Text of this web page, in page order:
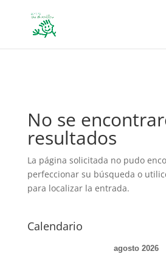
No se
resultados
La página solicitada no pudo
perfeccionar su búsqueda o
para localizar la entrada.
Calendario
agosto 2026